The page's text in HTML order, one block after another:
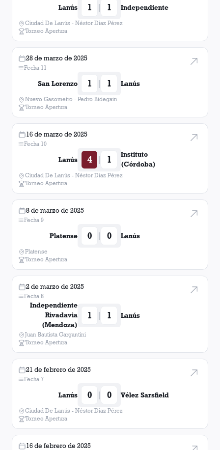
Octavio Ontivero
Lanús 1 | 1 Independiente
Ciudad De Lanús - Néstor Diaz Pérez
Torneo Apertura
28 de marzo de 2025
Fecha 11
San Lorenzo 1 | 1 Lanús
Nuevo Gasometro - Pedro Bidegain
Torneo Apertura
16 de marzo de 2025
Fecha 10
Lanús 4 | 1
Instituto
(Córdoba)
Ciudad De Lanús - Néstor Diaz Pérez
Torneo Apertura
8 de marzo de 2025
Fecha 9
Platense 0 | 0 Lanús
Platense
Torneo Apertura
2 de marzo de 2025
Fecha 8
Independiente
Rivadavia
(Mendoza)
1 | 1 Lanús
Juan Bautista Gargantini
Torneo Apertura
21 de febrero de 2025
Fecha 7
Lanús 0 | 0 Vélez Sarsfield
Ciudad De Lanús - Néstor Diaz Pérez
Torneo Apertura
16 de febrero de 2025